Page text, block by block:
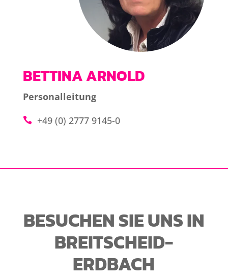
BETTINA ARNOLD
Personalleitung
+49 (0) 2777 9145-0
BESUCHEN SIE UNS IN
BREITSCHEID-
ERDBACH